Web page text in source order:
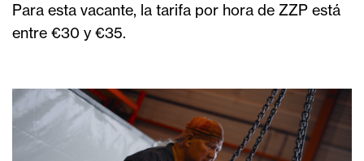
Para esta vacante, la tarifa por hora de ZZP está
entre €30 y €35.